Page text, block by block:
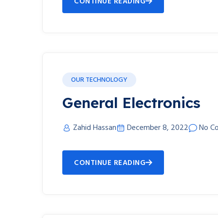
OUR TECHNOLOGY
General Electronics
Zahid Hassan December 8, 2022 No
CONTINUE READING